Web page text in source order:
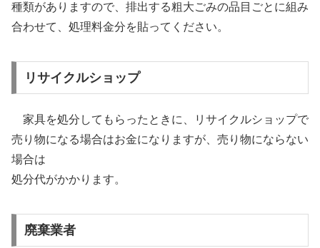
種類がありますので、排出する粗大ごみの品目ごとに組み
合わせて、処理料金分を貼ってください。
リサイクルショップ
家具を処分してもらったときに、リサイクルショップで
売り物になる場合はお金になりますが、売り物にならない
場合は
処分代がかかります。
廃棄業者